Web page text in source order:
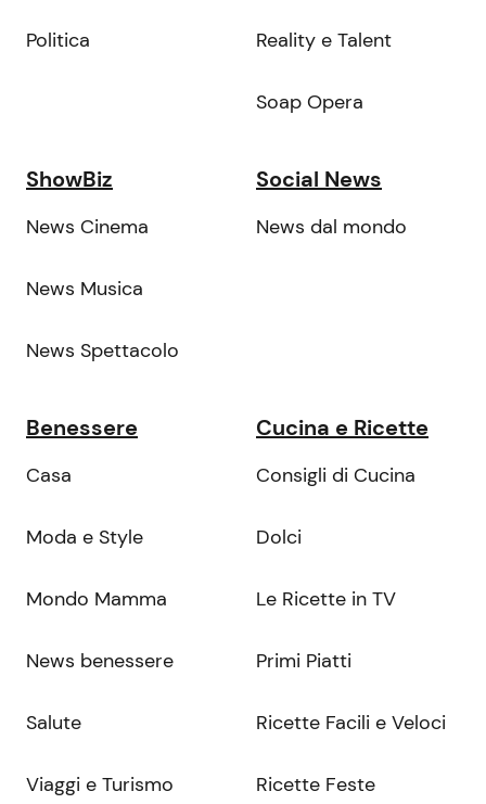
Politica Reality e Talent
Soap Opera
ShowBiz
News Cinema
News Musica
News Spettacolo
Social News
News dal mondo
Benessere
Casa
Moda e Style
Mondo Mamma
News benessere
Salute
Viaggi e Turismo
Cucina e Ricette
Consigli di Cucina
Dolci
Le Ricette in TV
Primi Piatti
Ricette Facili e Veloci
Ricette Feste